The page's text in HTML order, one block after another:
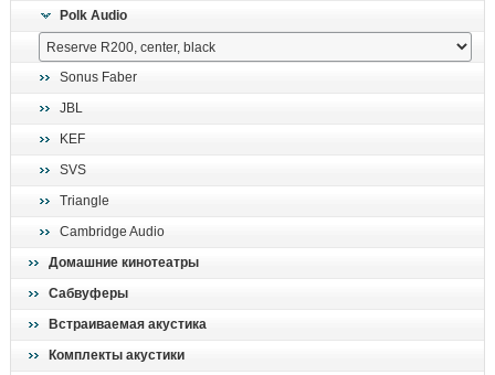
Polk Audio
Sonus Faber
JBL
KEF
SVS
Triangle
Cambridge Audio
Домашние кинотеатры
Сабвуферы
Встраиваемая акустика
Комплекты акустики